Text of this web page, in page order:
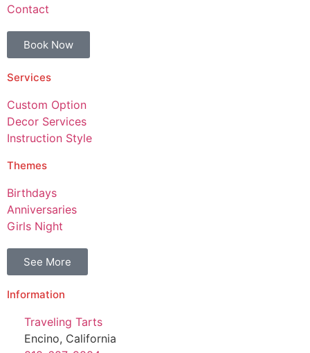
Contact
Book Now
Services
Custom Option
Decor Services
Instruction Style
Themes
Birthdays
Anniversaries
Girls Night
See More
Information
Traveling Tarts
Encino, California